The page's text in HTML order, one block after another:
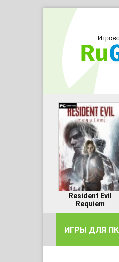
Resident Evil
Requiem
ИГРЫ ДЛЯ ПК